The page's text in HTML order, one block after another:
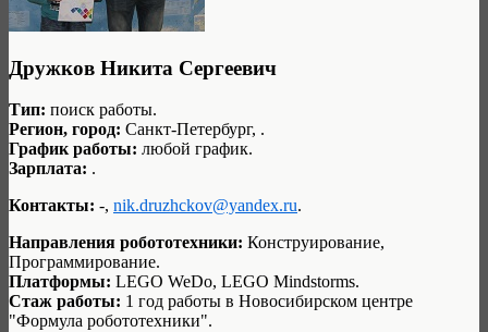
Дружков Никита Сергеевич
Тип: поиск работы.
Регион, город: Санкт-Петербург, .
График работы: любой график.
Зарплата: .
Контакты: -, nik.druzhckov@yandex.ru.
Направления робототехники: Конструирование,
Программирование.
Платформы: LEGO WeDo, LEGO Mindstorms.
Стаж работы: 1 год работы в Новосибирском центре
"Формула робототехники".